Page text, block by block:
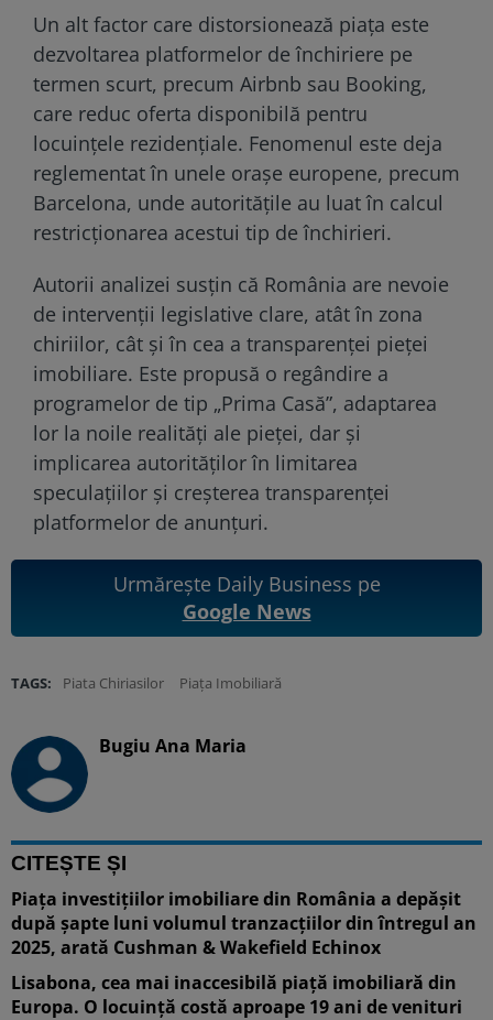
Un alt factor care distorsionează piața este
dezvoltarea platformelor de închiriere pe
termen scurt, precum Airbnb sau Booking,
care reduc oferta disponibilă pentru
locuințele rezidențiale. Fenomenul este deja
reglementat în unele orașe europene, precum
Barcelona, unde autoritățile au luat în calcul
restricționarea acestui tip de închirieri.
Autorii analizei susțin că România are nevoie
de intervenții legislative clare, atât în zona
chiriilor, cât și în cea a transparenței pieței
imobiliare. Este propusă o regândire a
programelor de tip „Prima Casă”, adaptarea
lor la noile realități ale pieței, dar și
implicarea autorităților în limitarea
speculațiilor și creșterea transparenței
platformelor de anunțuri.
Urmărește Daily Business pe
Google News
TAGS: Piata Chiriasilor Piața Imobiliară
Bugiu ⁠Ana Maria
CITEȘTE ȘI
Piața investițiilor imobiliare din România a depășit
după șapte luni volumul tranzacțiilor din întregul an
2025, arată Cushman & Wakefield Echinox
Lisabona, cea mai inaccesibilă piață imobiliară din
Europa. O locuință costă aproape 19 ani de venituri